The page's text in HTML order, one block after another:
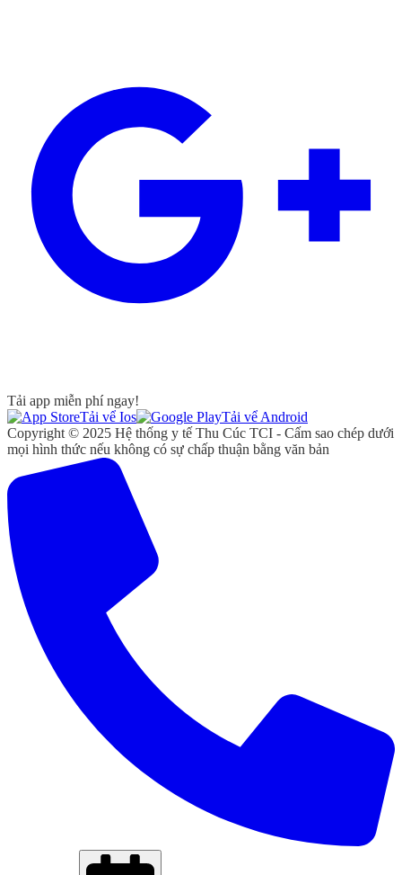
Tải app miễn phí ngay!
Tải vể Ios
Tải vể Android
Copyright © 2025 Hệ thống y tế Thu Cúc TCI - Cấm sao chép dưới
mọi hình thức nếu không có sự chấp thuận bằng văn bản